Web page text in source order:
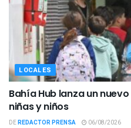
LOCALES
Bahía Hub lanza un
niñas y niños
DEREDACTOR PRENSA 06/08/2026